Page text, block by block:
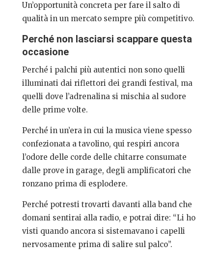
Un’opportunità concreta per fare il salto di
qualità in un mercato sempre più competitivo.
Perché non lasciarsi scappare questa
occasione
Perché i palchi più autentici non sono quelli
illuminati dai riflettori dei grandi festival, ma
quelli dove l’adrenalina si mischia al sudore
delle prime volte.
Perché in un’era in cui la musica viene spesso
confezionata a tavolino, qui respiri ancora
l’odore delle corde delle chitarre consumate
dalle prove in garage, degli amplificatori che
ronzano prima di esplodere.
Perché potresti trovarti davanti alla band che
domani sentirai alla radio, e potrai dire: “Li ho
visti quando ancora si sistemavano i capelli
nervosamente prima di salire sul palco”.